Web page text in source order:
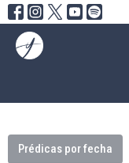
Prédicas por fecha